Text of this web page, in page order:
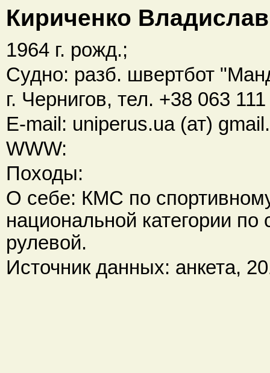
Кириченко
1964 г. рожд.;
Судно: разб. швертбот
г. Чернигов, тел. +38 063
E-mail: uniperus.ua (ат)
WWW:
Походы:
О себе: КМС по
национальной категории
рулевой.
Источник данных: анкета,